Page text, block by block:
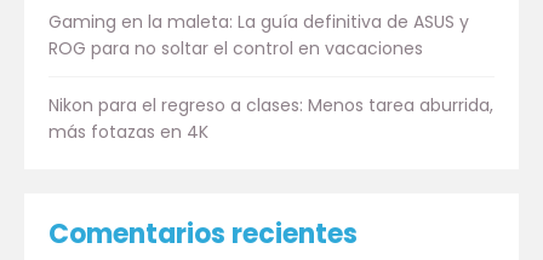
Gaming en la maleta: La guía definitiva de ASUS y
ROG para no soltar el control en vacaciones
Nikon para el regreso a clases: Menos tarea aburrida,
más fotazas en 4K
Comentarios recientes